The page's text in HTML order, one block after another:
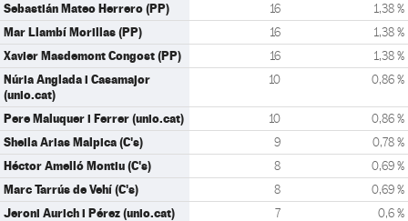
Sebastián Mateo Herrero (PP) 16 1,38 %
Mar Llambí Morillas (PP) 16 1,38 %
Xavier Masdemont Congost (PP) 16 1,38 %
Núria Anglada i Casamajor
(unio.cat)
10 0,86 %
Pere Maluquer i Ferrer (unio.cat) 10 0,86 %
Sheila Arias Malpica (C's) 9 0,78 %
Héctor Amelló Montiu (C's) 8 0,69 %
Marc Tarrús de Vehí (C's) 8 0,69 %
Jeroni Aurich i Pérez (unio.cat) 7 0,6 %